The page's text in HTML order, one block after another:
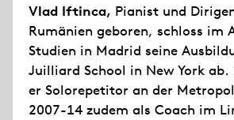
Vlad Iftinca, Pianist und
Rumänien geboren, schloss im
Studien in Madrid seine
Juilliard School in New York
er Solorepetitor an der
2007-14 zudem als Coach im